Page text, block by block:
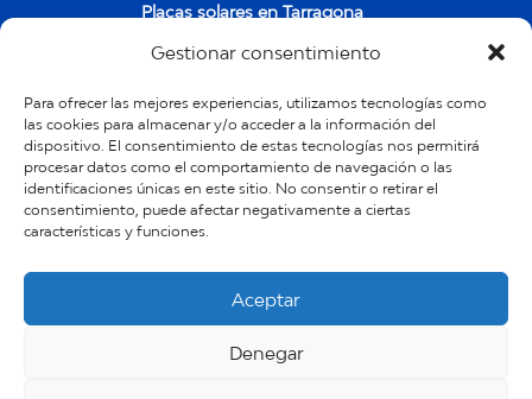
Gestionar consentimiento
Para ofrecer las mejores experiencias, utilizamos tecnologías como
las cookies para almacenar y/o acceder a la información del
dispositivo. El consentimiento de estas tecnologías nos permitirá
procesar datos como el comportamiento de navegación o las
identificaciones únicas en este sitio. No consentir o retirar el
consentimiento, puede afectar negativamente a ciertas
características y funciones.
Aceptar
Denegar
Placas solares en Tarragona
Instalación de placas solares en Cambrils
POLÍTICA DE PRIVACIDAD Y PROTECCIÓN DE
DATOS
Quienes somos
Trabaja con nosotros
©2018 Pimet Energia | Diseño web -